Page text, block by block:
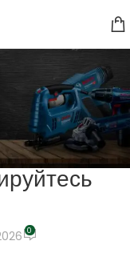
Pinup:
0